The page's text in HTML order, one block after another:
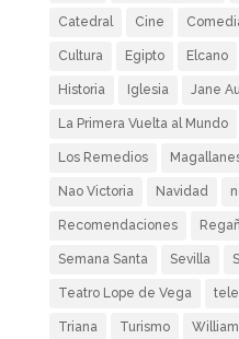
Catedral Cine
Cultura Egipto Elcano
Historia Iglesia Jane
La Primera Vuelta al Mundo
Los Remedios
Nao Victoria Navidad
Recomendaciones
Semana Santa Sevilla
Teatro Lope de Vega
Triana Turismo